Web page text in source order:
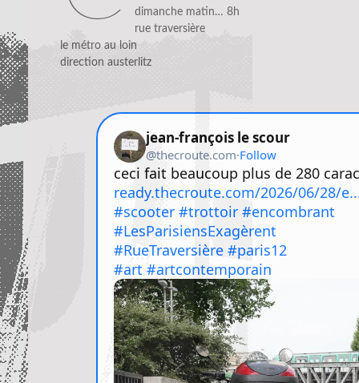
dimanche matin… 8h
rue traversière
le métro au loin
direction austerlitz